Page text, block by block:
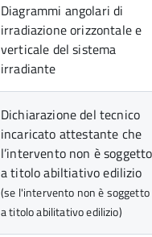
Diagrammi angolari di
irradiazione orizzontale e
verticale del sistema
irradiante
Dichiarazione del tecnico
incaricato attestante che
l’intervento non è soggetto
a titolo abiltiativo edilizio
(se l'intervento non è soggetto
a titolo abilitativo edilizio)